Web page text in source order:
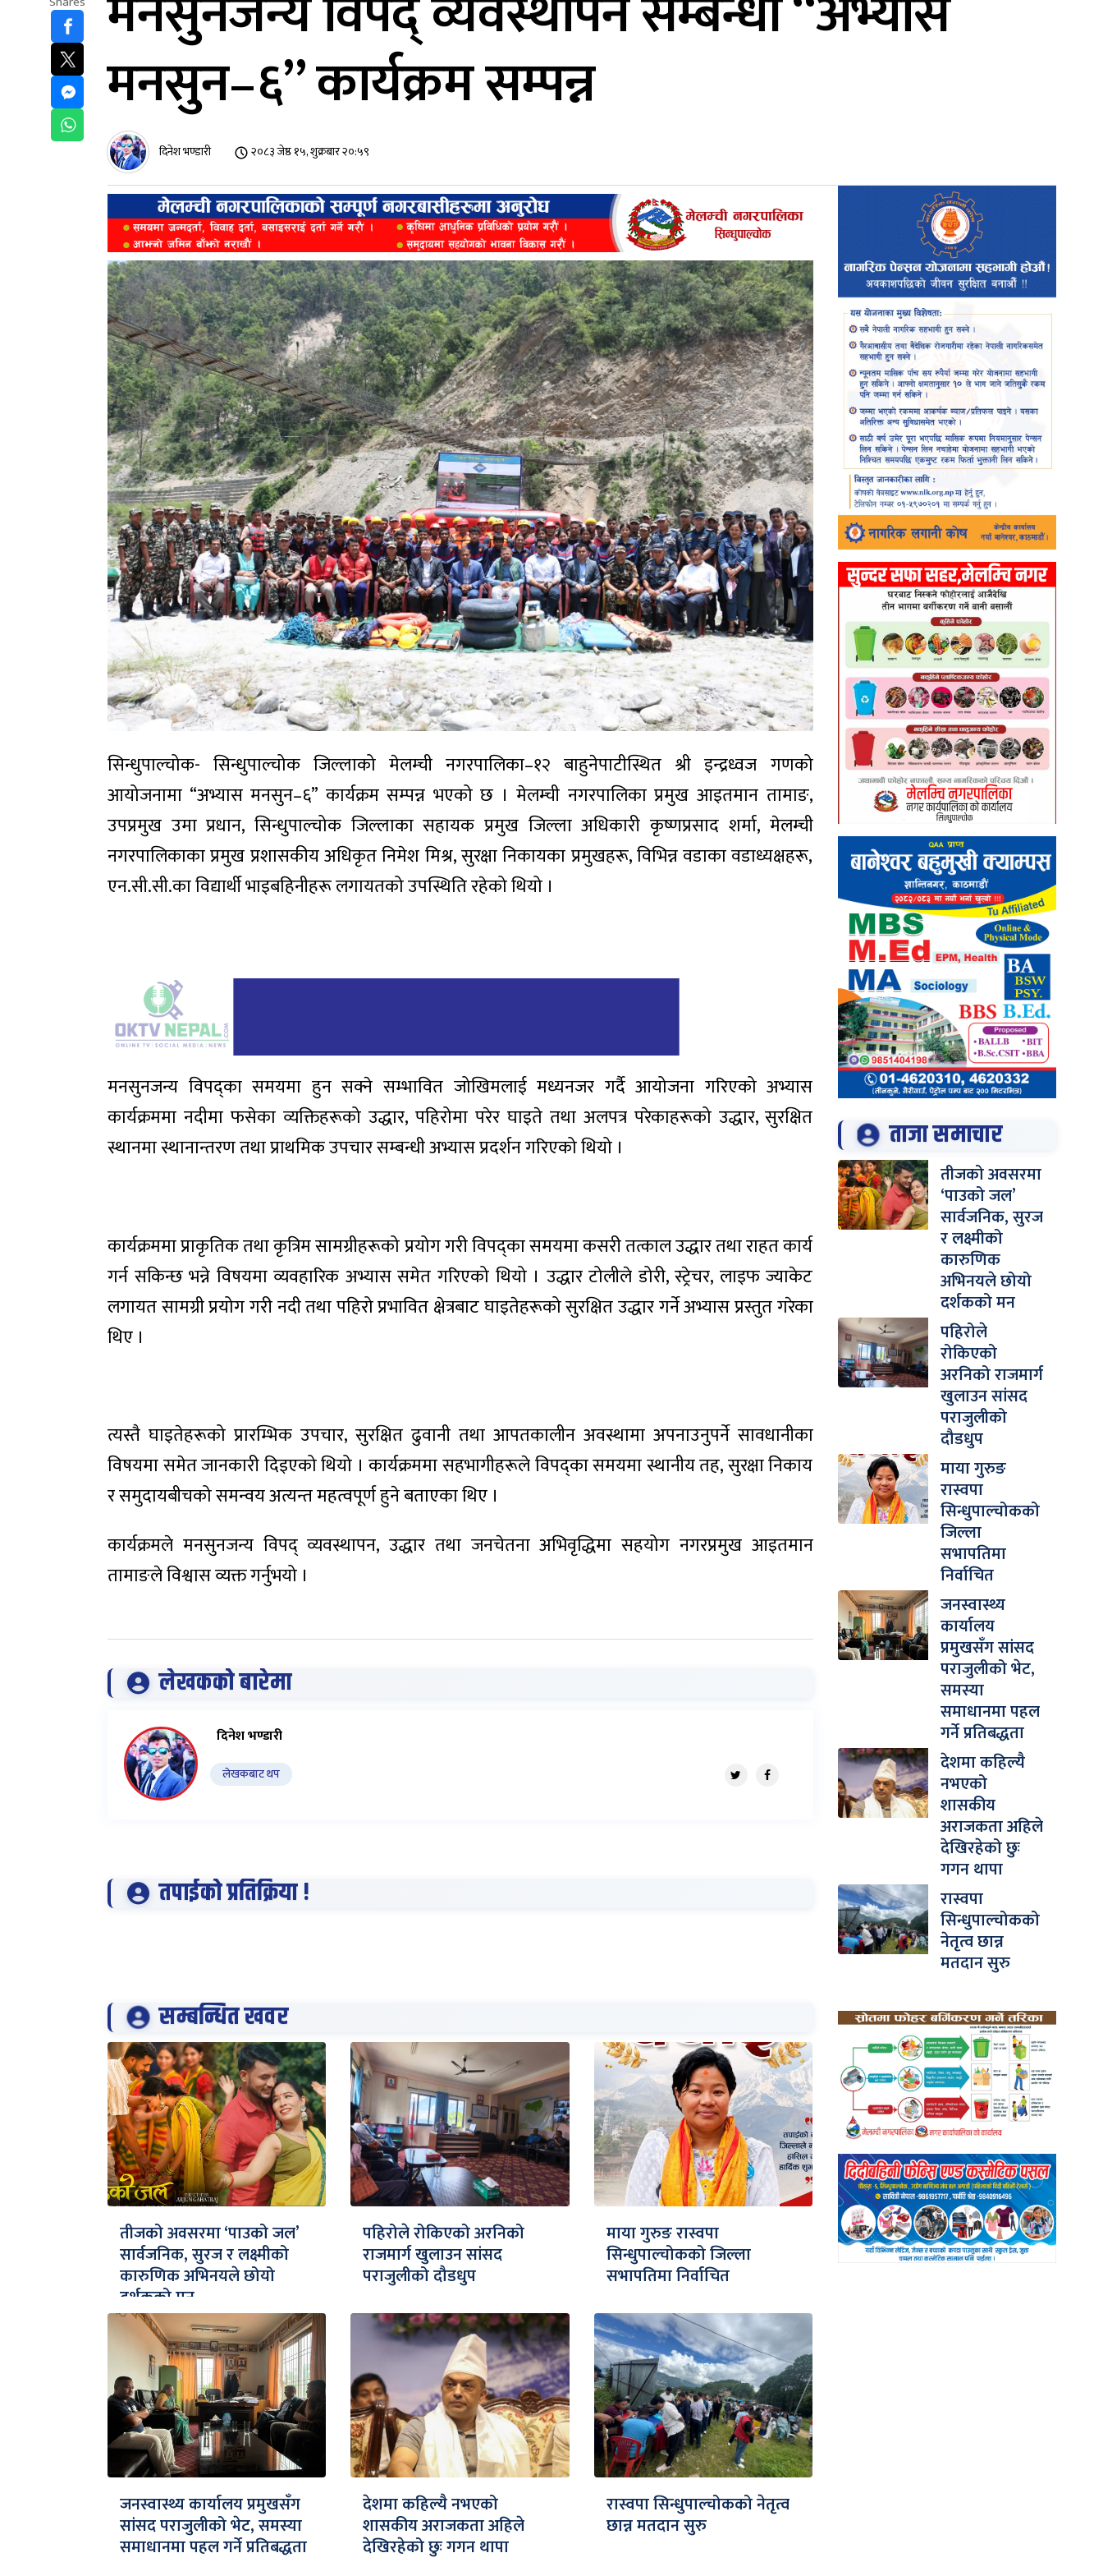
मनसुन–६” कार्यक्रम सम्पन्न
दिनेश भण्डारी २०८३ जेष्ठ १५, शुक्रबार २०:५९
सिन्धुपाल्चोक- सिन्धुपाल्चोक जिल्लाको मेलम्ची नगरपालिका–१२ बाहुनेपाटीस्थित श्री इन्द्रध्वज गणको
आयोजनामा “अभ्यास मनसुन–६” कार्यक्रम सम्पन्न भएको छ । मेलम्ची नगरपालिका प्रमुख आइतमान तामाङ,
उपप्रमुख उमा प्रधान, सिन्धुपाल्चोक जिल्लाका सहायक प्रमुख जिल्ला अधिकारी कृष्णप्रसाद शर्मा, मेलम्ची
नगरपालिकाका प्रमुख प्रशासकीय अधिकृत निमेश मिश्र, सुरक्षा निकायका प्रमुखहरू, विभिन्न वडाका वडाध्यक्षहरू,
एन.सी.सी.का विद्यार्थी भाइबहिनीहरू लगायतको उपस्थिति रहेको थियो ।
मनसुनजन्य विपद्का समयमा हुन सक्ने सम्भावित जोखिमलाई मध्यनजर गर्दै आयोजना गरिएको अभ्यास
कार्यक्रममा नदीमा फसेका व्यक्तिहरूको उद्धार, पहिरोमा परेर घाइते तथा अलपत्र परेकाहरूको उद्धार, सुरक्षित
स्थानमा स्थानान्तरण तथा प्राथमिक उपचार सम्बन्धी अभ्यास प्रदर्शन गरिएको थियो ।
कार्यक्रममा प्राकृतिक तथा कृत्रिम सामग्रीहरूको प्रयोग गरी विपद्का समयमा कसरी तत्काल उद्धार तथा राहत कार्य
गर्न सकिन्छ भन्ने विषयमा व्यवहारिक अभ्यास समेत गरिएको थियो । उद्धार टोलीले डोरी, स्ट्रेचर, लाइफ ज्याकेट
लगायत सामग्री प्रयोग गरी नदी तथा पहिरो प्रभावित क्षेत्रबाट घाइतेहरूको सुरक्षित उद्धार गर्ने अभ्यास प्रस्तुत गरेका
थिए ।
त्यस्तै घाइतेहरूको प्रारम्भिक उपचार, सुरक्षित ढुवानी तथा आपतकालीन अवस्थामा अपनाउनुपर्ने सावधानीका
विषयमा समेत जानकारी दिइएको थियो । कार्यक्रममा सहभागीहरूले विपद्का समयमा स्थानीय तह, सुरक्षा निकाय
र समुदायबीचको समन्वय अत्यन्त महत्वपूर्ण हुने बताएका थिए ।
कार्यक्रमले मनसुनजन्य विपद् व्यवस्थापन, उद्धार तथा जनचेतना अभिवृद्धिमा सहयोग नगरप्रमुख आइतमान
तामाङले विश्वास व्यक्त गर्नुभयो ।
लेखकको बारेमा
दिनेश भण्डारी
लेखकबाट थप
तपाईको प्रतिक्रिया !
सम्बन्धित खवर
तीजको अवसरमा ‘पाउको जल’
सार्वजनिक, सुरज र लक्ष्मीको
कारुणिक अभिनयले छोयो
दर्शकको मन
पहिरोले रोकिएको अरनिको
राजमार्ग खुलाउन सांसद
पराजुलीको दौडधुप
माया गुरुङ रास्वपा
सिन्धुपाल्चोकको जिल्ला
सभापतिमा निर्वाचित
जनस्वास्थ्य कार्यालय प्रमुखसँग
सांसद पराजुलीको भेट, समस्या
समाधानमा पहल गर्ने प्रतिबद्धता
देशमा कहिल्यै नभएको
शासकीय अराजकता अहिले
देखिरहेको छुः गगन थापा
रास्वपा सिन्धुपाल्चोकको नेतृत्व
छान्न मतदान सुरु
ताजा समाचार
तीजको अवसरमा
‘पाउको जल’
सार्वजनिक, सुरज
र लक्ष्मीको
कारुणिक
अभिनयले छोयो
दर्शकको मन
पहिरोले
रोकिएको
अरनिको राजमार्ग
खुलाउन सांसद
पराजुलीको
दौडधुप
माया गुरुङ
रास्वपा
सिन्धुपाल्चोकको
जिल्ला
सभापतिमा
निर्वाचित
जनस्वास्थ्य
कार्यालय
प्रमुखसँग सांसद
पराजुलीको भेट,
समस्या
समाधानमा पहल
गर्ने प्रतिबद्धता
देशमा कहिल्यै
नभएको
शासकीय
अराजकता अहिले
देखिरहेको छुः
गगन थापा
रास्वपा
सिन्धुपाल्चोकको
नेतृत्व छान्न
मतदान सुरु